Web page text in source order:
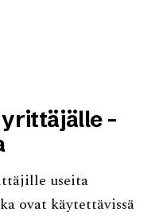
-
useita
ovat käytettävissä